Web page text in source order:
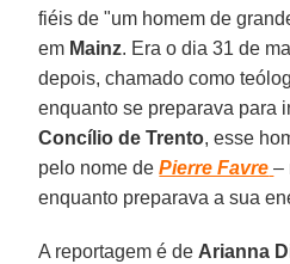
fiéis de "um homem de
em Mainz. Era o dia 31 de
depois, chamado como
enquanto se preparava para
Concílio de Trento, esse
pelo nome dePierre Favre –
enquanto preparava a sua
A reportagem é de Arianna